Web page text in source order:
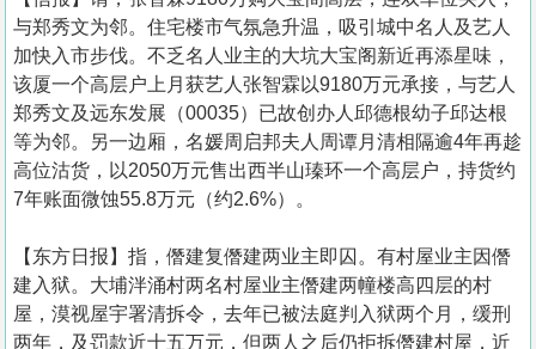
与郑秀文为邻。住宅楼市气氛急升温，吸引城中名人及艺人
加快入市步伐。不乏名人业主的大坑大宝阁新近再添星味，
该厦一个高层户上月获艺人张智霖以9180万元承接，与艺人
郑秀文及远东发展（00035）已故创办人邱德根幼子邱达根
等为邻。另一边厢，名媛周启邦夫人周谭月清相隔逾4年再趁
高位沽货，以2050万元售出西半山瑧环一个高层户，持货约
7年账面微蚀55.8万元（约2.6%）。
【东方日报】指，僭建复僭建两业主即囚。有村屋业主因僭
建入狱。大埔泮涌村两名村屋业主僭建两幢楼高四层的村
屋，漠视屋宇署清拆令，去年已被法庭判入狱两个月，缓刑
两年，及罚款近十五万元，但两人之后仍拒拆僭建村屋，近